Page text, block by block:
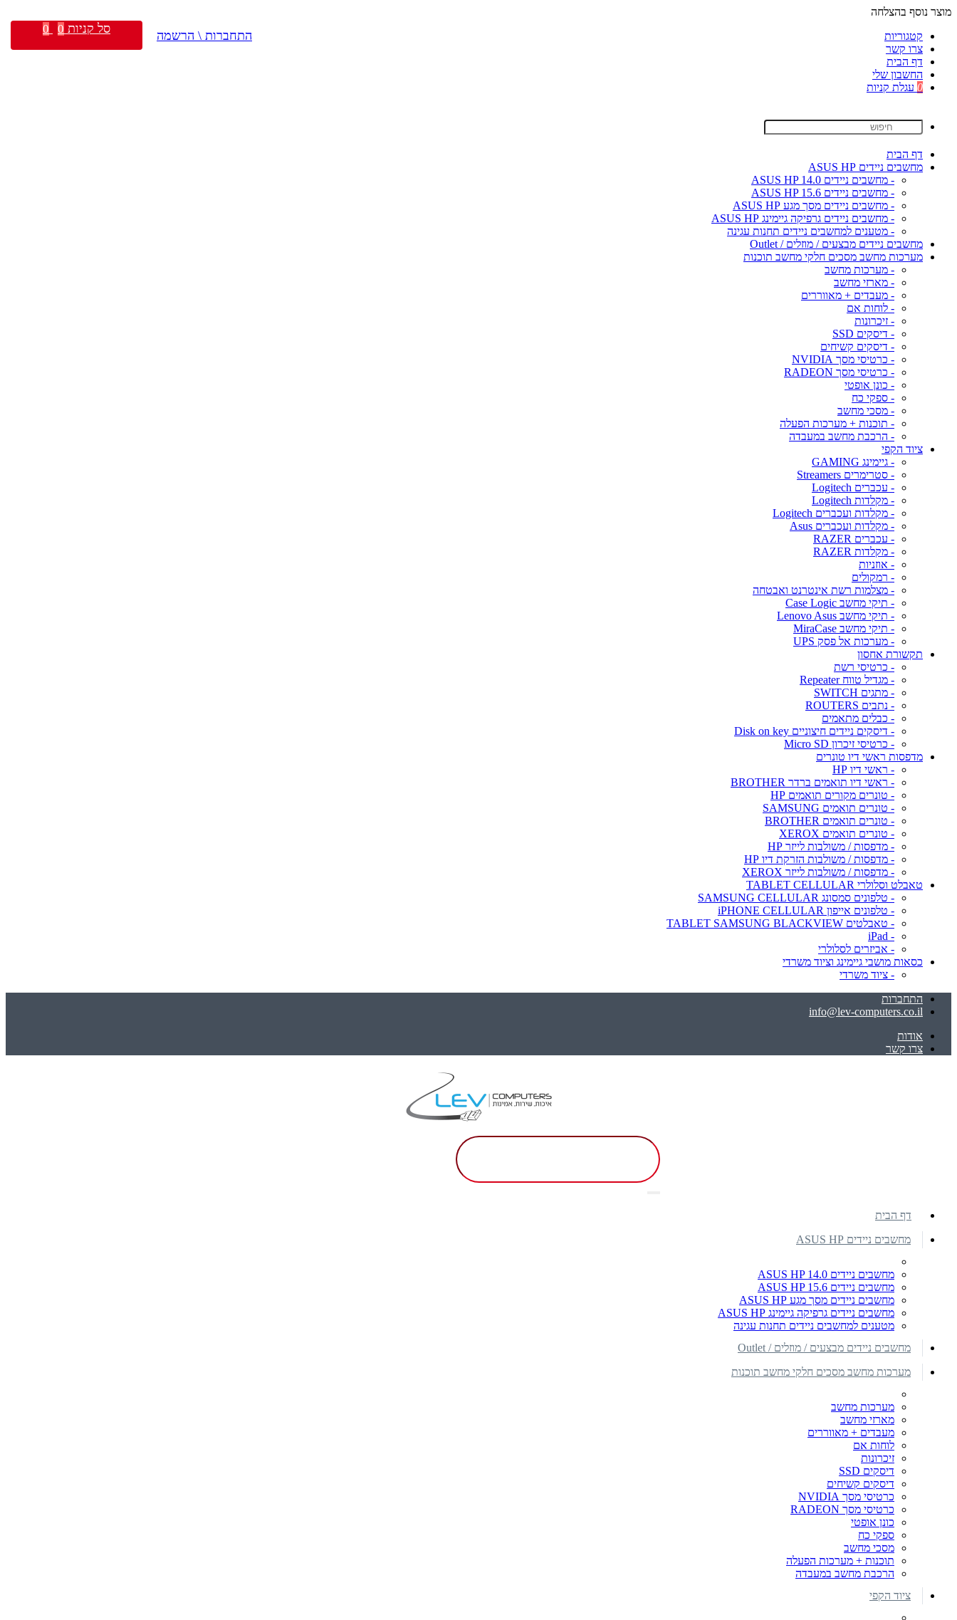
מוצר נוסף בהצלחה
קטגוריות
צרו קשר
דף הבית
החשבון שלי
0 עגלת קניות
דף הבית
מחשבים ניידים ASUS HP
- מחשבים ניידים ASUS HP 14.0
- מחשבים ניידים ASUS HP 15.6
- מחשבים ניידים מסך מגע ASUS HP
- מחשבים ניידים גרפיקה גיימינג ASUS HP
- מטענים למחשבים ניידים תחנות עגינה
מחשבים ניידים מבצעים / מוזלים / Outlet
מערכות מחשב מסכים חלקי מחשב תוכנות
- מערכות מחשב
- מארזי מחשב
- מעבדים + מאווררים
- לוחות אם
- זיכרונות
- דיסקים SSD
- דיסקים קשיחים
- כרטיסי מסך NVIDIA
- כרטיסי מסך RADEON
- כונן אופטי
- ספקי כח
- מסכי מחשב
- תוכנות + מערכות הפעלה
- הרכבת מחשב במעבדה
ציוד הקפי
- גיימינג GAMING
- סטרימרים Streamers
- עכברים Logitech
- מקלדות Logitech
- מקלדות ועכברים Logitech
- מקלדות ועכברים Asus
- עכברים RAZER
- מקלדות RAZER
- אוזניות
- רמקולים
- מצלמות רשת אינטרנט ואבטחה
- תיקי מחשב Case Logic
- תיקי מחשב Lenovo Asus
- תיקי מחשב MiraCase
- מערכות אל פסק UPS
תקשורת אחסון
- כרטיסי רשת
- מגדיל טווח Repeater
- מתגים SWITCH
- נתבים ROUTERS
- כבלים מתאמים
- דיסקים ניידים חיצוניים Disk on key
- כרטיסי זיכרון Micro SD
מדפסות ראשי דיו טונרים
- ראשי דיו HP
- ראשי דיו תואמים ברדר BROTHER
- טונרים מקורים תואמים HP
- טונרים תואמים SAMSUNG
- טונרים תואמים BROTHER
- טונרים תואמים XEROX
- מדפסות / משולבות לייזר HP
- מדפסות / משולבות הזרקת דיו HP
- מדפסות / משולבות לייזר XEROX
טאבלט וסלולרי TABLET CELLULAR
- טלפונים סמסונג SAMSUNG CELLULAR
- טלפונים אייפון iPHONE CELLULAR
- טאבלטים TABLET SAMSUNG BLACKVIEW
- iPad
- אביזרים לסלולרי
כסאות מושבי גיימינג וציוד משרדי
- ציוד משרדי
התחברות
info@lev-computers.co.il
אודות
צרו קשר
התחברות \ הרשמה סל קניות 0
0
דף הבית
מחשבים ניידים ASUS HP
מחשבים ניידים ASUS HP 14.0
מחשבים ניידים ASUS HP 15.6
מחשבים ניידים מסך מגע ASUS HP
מחשבים ניידים גרפיקה גיימינג ASUS HP
מטענים למחשבים ניידים תחנות עגינה
מחשבים ניידים מבצעים / מוזלים / Outlet
מערכות מחשב מסכים חלקי מחשב תוכנות
מערכות מחשב
מארזי מחשב
מעבדים + מאווררים
לוחות אם
זיכרונות
דיסקים SSD
דיסקים קשיחים
כרטיסי מסך NVIDIA
כרטיסי מסך RADEON
כונן אופטי
ספקי כח
מסכי מחשב
תוכנות + מערכות הפעלה
הרכבת מחשב במעבדה
ציוד הקפי